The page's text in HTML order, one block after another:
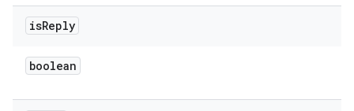
isReply
boolean